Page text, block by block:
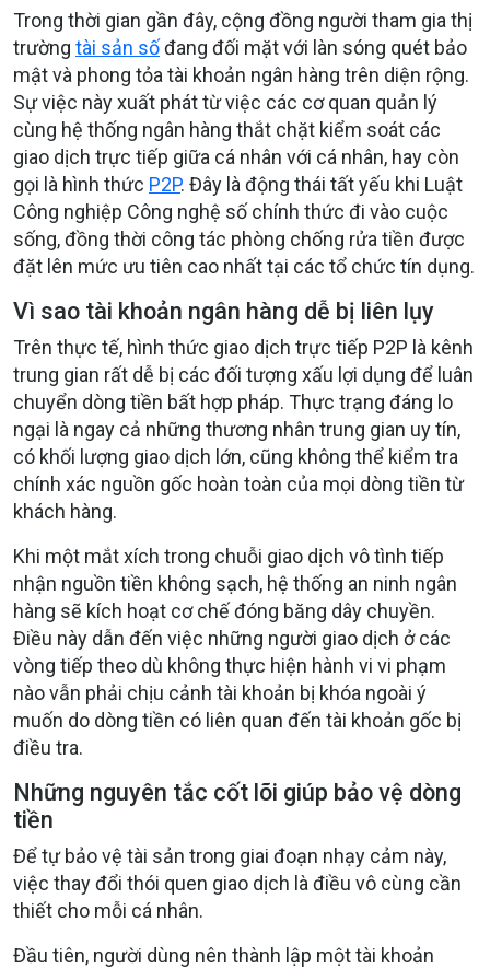
Trong thời gian gần đây, cộng đồng người tham gia thị
trường tài sản sốđang đối mặt với làn sóng quét bảo
mật và phong tỏa tài khoản ngân hàng trên diện rộng.
Sự việc này xuất phát từ việc các cơ quan quản lý
cùng hệ thống ngân hàng thắt chặt kiểm soát các
giao dịch trực tiếp giữa cá nhân với cá nhân, hay còn
gọi là hình thức P2P. Đây là động thái tất yếu khi Luật
Công nghiệp Công nghệ số chính thức đi vào cuộc
sống, đồng thời công tác phòng chống rửa tiền được
đặt lên mức ưu tiên cao nhất tại các tổ chức tín dụng.
Vì sao tài khoản ngân hàng dễ bị liên lụy
Trên thực tế, hình thức giao dịch trực tiếp P2P là kênh
trung gian rất dễ bị các đối tượng xấu lợi dụng để luân
chuyển dòng tiền bất hợp pháp. Thực trạng đáng lo
ngại là ngay cả những thương nhân trung gian uy tín,
có khối lượng giao dịch lớn, cũng không thể kiểm tra
chính xác nguồn gốc hoàn toàn của mọi dòng tiền từ
khách hàng.
Khi một mắt xích trong chuỗi giao dịch vô tình tiếp
nhận nguồn tiền không sạch, hệ thống an ninh ngân
hàng sẽ kích hoạt cơ chế đóng băng dây chuyền.
Điều này dẫn đến việc những người giao dịch ở các
vòng tiếp theo dù không thực hiện hành vi vi phạm
nào vẫn phải chịu cảnh tài khoản bị khóa ngoài ý
muốn do dòng tiền có liên quan đến tài khoản gốc bị
điều tra.
Những nguyên tắc cốt lõi giúp bảo vệ dòng
tiền
Để tự bảo vệ tài sản trong giai đoạn nhạy cảm này,
việc thay đổi thói quen giao dịch là điều vô cùng cần
thiết cho mỗi cá nhân.
Đầu tiên, người dùng nên thành lập một tài khoản